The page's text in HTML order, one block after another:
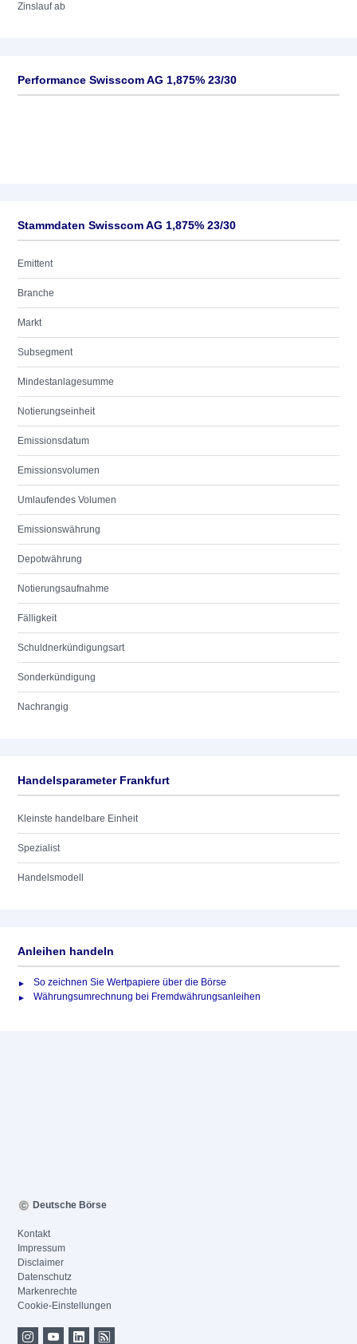
Zinslauf ab
Performance Swisscom AG 1,875% 23/30
Stammdaten Swisscom AG 1,875% 23/30
Emittent
Branche
Markt
Subsegment
Mindestanlagesumme
Notierungseinheit
Emissionsdatum
Emissionsvolumen
Umlaufendes Volumen
Emissionswährung
Depotwährung
Notierungsaufnahme
Fälligkeit
Schuldnerkündigungsart
Sonderkündigung
Nachrangig
Handelsparameter Frankfurt
Kleinste handelbare Einheit
Spezialist
Handelsmodell
Anleihen handeln
So zeichnen Sie Wertpapiere über die Börse
Währungsumrechnung bei Fremdwährungsanleihen
Deutsche Börse
Kontakt
Impressum
Disclaimer
Datenschutz
Markenrechte
Cookie-Einstellungen